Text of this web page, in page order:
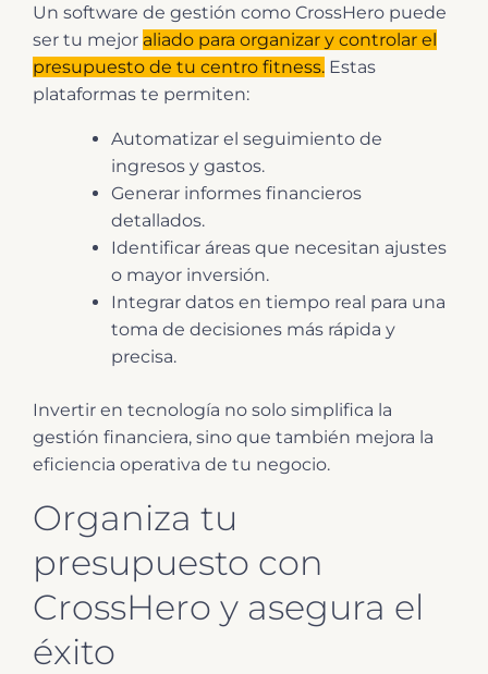
Un software de gestión como CrossHero puede
ser tu mejor aliado para organizar y controlar el
presupuesto de tu centro fitness. Estas
plataformas te permiten:
Automatizar el seguimiento de
ingresos y gastos.
Generar informes financieros
detallados.
Identificar áreas que necesitan ajustes
o mayor inversión.
Integrar datos en tiempo real para una
toma de decisiones más rápida y
precisa.
Invertir en tecnología no solo simplifica la
gestión financiera, sino que también mejora la
eficiencia operativa de tu negocio.
Organiza tu
presupuesto con
CrossHero y asegura el
éxito